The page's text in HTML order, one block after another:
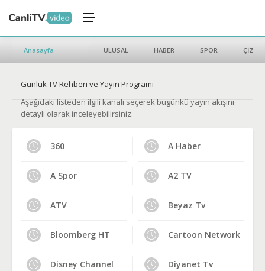
Anasayfa ULUSAL HABER SPOR ÇİZGİ
Günlük TV Rehberi ve Yayın Programı
Aşağıdaki listeden ilgili kanalı seçerek bugünkü yayın akışını
detaylı olarak inceleyebilirsiniz.
360 A Haber
A Spor A2 TV
ATV Beyaz Tv
Bloomberg HT Cartoon Network
Disney Channel Diyanet Tv